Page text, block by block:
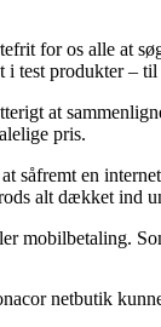
for os alle at
i test produkter –
at
pris.
såfremt en
alt dækket ind
mobilbetaling.
netbutik